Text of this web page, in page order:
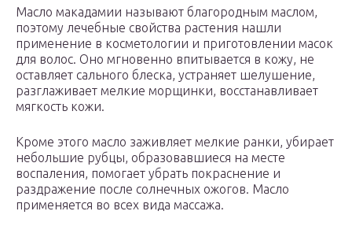
Масло макадамии называют благородным маслом,
поэтому лечебные свойства растения нашли
применение в косметологии и приготовлении масок
для волос. Оно мгновенно впитывается в кожу, не
оставляет сального блеска, устраняет шелушение,
разглаживает мелкие морщинки, восстанавливает
мягкость кожи.
Кроме этого масло заживляет мелкие ранки, убирает
небольшие рубцы, образовавшиеся на месте
воспаления, помогает убрать покраснение и
раздражение после солнечных ожогов. Масло
применяется во всех вида массажа.